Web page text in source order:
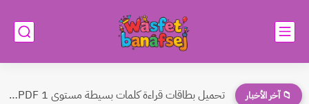
📁 آخر الأخبار تحميل بطاقات قراءة كلمات بسيطة مستوى 1 PDF – أفضل...